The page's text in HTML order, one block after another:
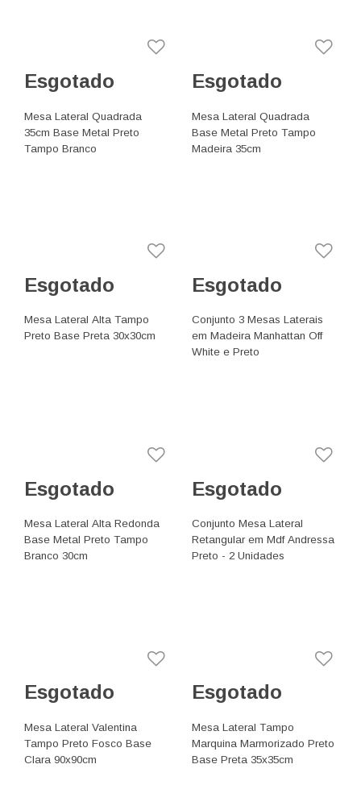
Esgotado
Mesa Lateral Quadrada
35cm Base Metal Preto
Tampo Branco
Esgotado
Mesa Lateral Quadrada
Base Metal Preto Tampo
Madeira 35cm
Esgotado
Mesa Lateral Alta Tampo
Preto Base Preta 30x30cm
Esgotado
Conjunto 3 Mesas Laterais
em Madeira Manhattan Off
White e Preto
Esgotado
Mesa Lateral Alta Redonda
Base Metal Preto Tampo
Branco 30cm
Esgotado
Conjunto Mesa Lateral
Retangular em Mdf Andressa
Preto - 2 Unidades
Esgotado
Mesa Lateral Valentina
Tampo Preto Fosco Base
Clara 90x90cm
Esgotado
Mesa Lateral Tampo
Marquina Marmorizado Preto
Base Preta 35x35cm